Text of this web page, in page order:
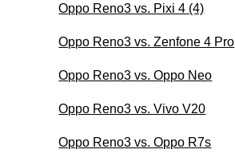
Oppo Reno3 vs. Pixi 4 (4)
Oppo Reno3 vs. Zenfone 4 Pro
Oppo Reno3 vs. Oppo Neo
Oppo Reno3 vs. Vivo V20
Oppo Reno3 vs. Oppo R7s